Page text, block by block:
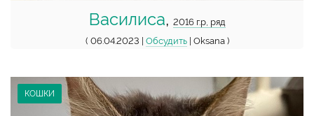
Василиса, 2016 г.р, ряд
( 06.04.2023 | Обсудить| Oksana )
КОШКИ